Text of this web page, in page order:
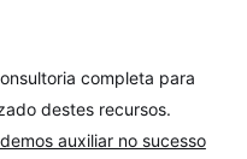
completa para
destes recursos.
auxiliar no sucesso